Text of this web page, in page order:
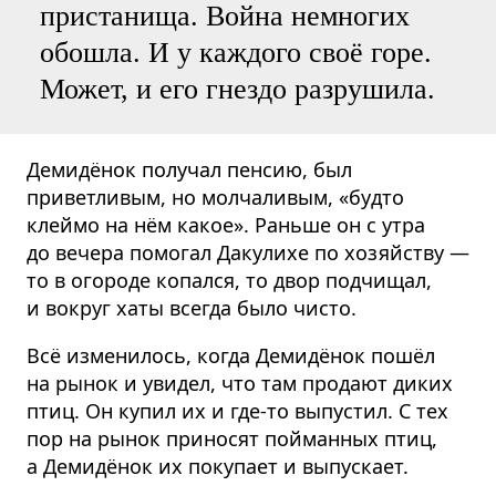
пристанища. Война немногих
обошла. И у каждого своё горе.
Может, и его гнездо разрушила.
Демидёнок получал пенсию, был
приветливым, но молчаливым, «будто
клеймо на нём какое». Раньше он с утра
до вечера помогал Дакулихе по хозяйству —
то в огороде копался, то двор подчищал,
и вокруг хаты всегда было чисто.
Всё изменилось, когда Демидёнок пошёл
на рынок и увидел, что там продают диких
птиц. Он купил их и где-то выпустил. С тех
пор на рынок приносят пойманных птиц,
а Демидёнок их покупает и выпускает.